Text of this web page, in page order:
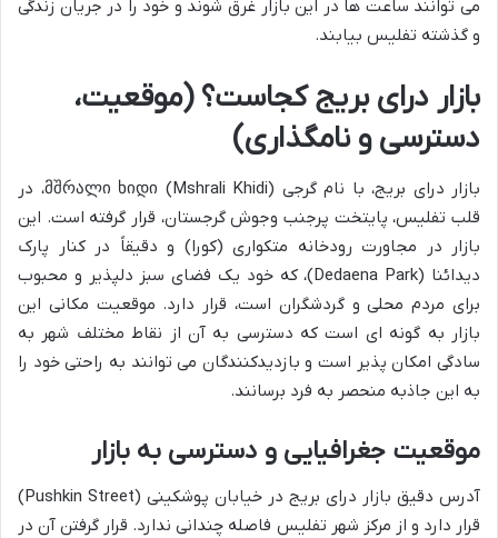
می توانند ساعت ها در این بازار غرق شوند و خود را در جریان زندگی
و گذشته تفلیس بیابند.
بازار درای بریج کجاست؟ (موقعیت،
دسترسی و نامگذاری)
بازار درای بریج، با نام گرجی მშრალი ხიდი (Mshrali Khidi)، در
قلب تفلیس، پایتخت پرجنب وجوش گرجستان، قرار گرفته است. این
بازار در مجاورت رودخانه متکواری (کورا) و دقیقاً در کنار پارک
دیدائنا (Dedaena Park)، که خود یک فضای سبز دلپذیر و محبوب
برای مردم محلی و گردشگران است، قرار دارد. موقعیت مکانی این
بازار به گونه ای است که دسترسی به آن از نقاط مختلف شهر به
سادگی امکان پذیر است و بازدیدکنندگان می توانند به راحتی خود را
به این جاذبه منحصر به فرد برسانند.
موقعیت جغرافیایی و دسترسی به بازار
آدرس دقیق بازار درای بریج در خیابان پوشکینی (Pushkin Street)
قرار دارد و از مرکز شهر تفلیس فاصله چندانی ندارد. قرار گرفتن آن در